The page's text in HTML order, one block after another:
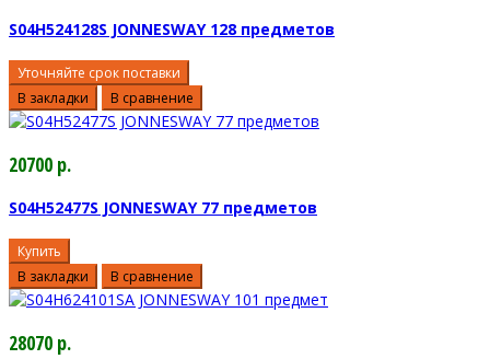
S04H524128S JONNESWAY 128 предметов
Уточняйте срок поставки
В закладки
В сравнение
20700 р.
S04H52477S JONNESWAY 77 предметов
Купить
В закладки
В сравнение
28070 р.